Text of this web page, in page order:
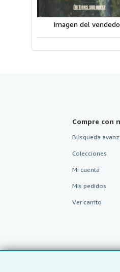
Imagen del
Compre con
Búsqueda
Colecciones
Mi cuenta
Mis pedidos
Ver carrito